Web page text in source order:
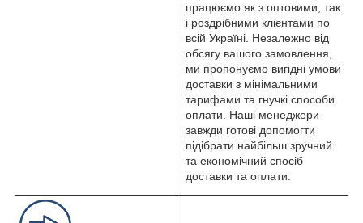
працюємо як з оптовими, так
і роздрібними клієнтами по
всій Україні. Незалежно від
обсягу вашого замовлення,
ми пропонуємо вигідні умови
доставки з мінімальними
тарифами та гнучкі способи
оплати. Наші менеджери
завжди готові допомогти
підібрати найбільш зручний
та економічний спосіб
доставки та оплати.